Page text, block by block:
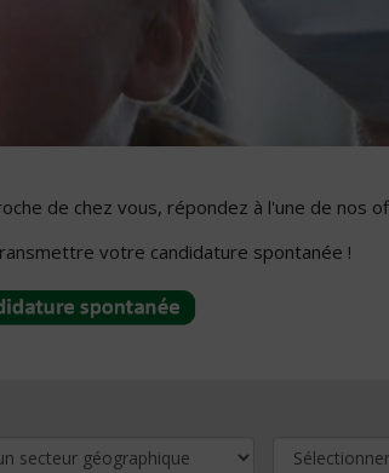
de chez vous, répondez à l'une de nos
votre candidature spontanée !